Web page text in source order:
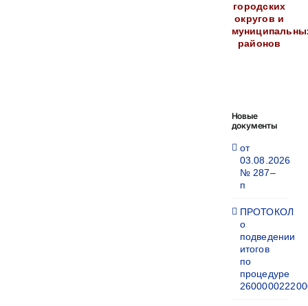
городских
округов и
районов
Новые
документы
от
03.08.2026
№ 287–
п
ПРОТОКОЛ
о
подведении
итогов
по
процедуре